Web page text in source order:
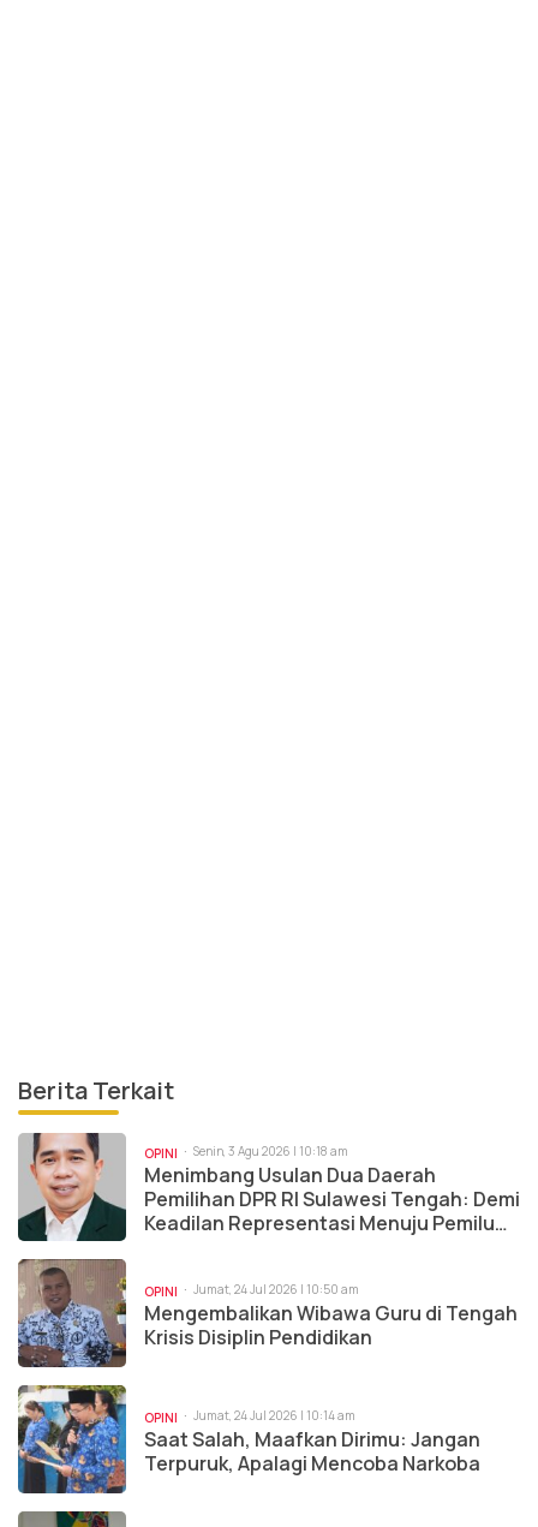
Berita Terkait
OPINI Senin, 3 Agu 2026 | 10:18 am
Menimbang Usulan Dua Daerah
Pemilihan DPR RI Sulawesi Tengah: Demi
Keadilan Representasi Menuju Pemilu
OPINI Jumat, 24 Jul 2026 | 10:50 am
Mengembalikan Wibawa Guru di Tengah
Krisis Disiplin Pendidikan
OPINI Jumat, 24 Jul 2026 | 10:14 am
Saat Salah, Maafkan Dirimu: Jangan
Terpuruk, Apalagi Mencoba Narkoba